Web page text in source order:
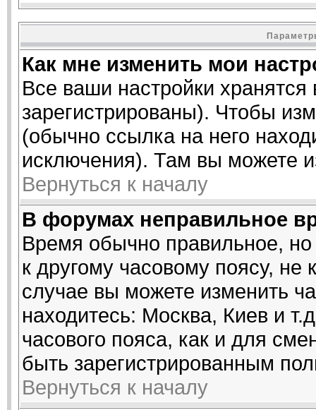
Как мне изменить мои
Все ваши настройки
зарегистрированы). Чтобы
(обычно ссылка на него
исключения). Там вы можете
Вернуться к началу
В форумах неправильное
Время обычно правильное,
к другому часовому поясу, не
случае вы можете изменить
находитесь: Москва, Киев и
часового пояса, как и для
быть зарегистрированным
Вернуться к началу